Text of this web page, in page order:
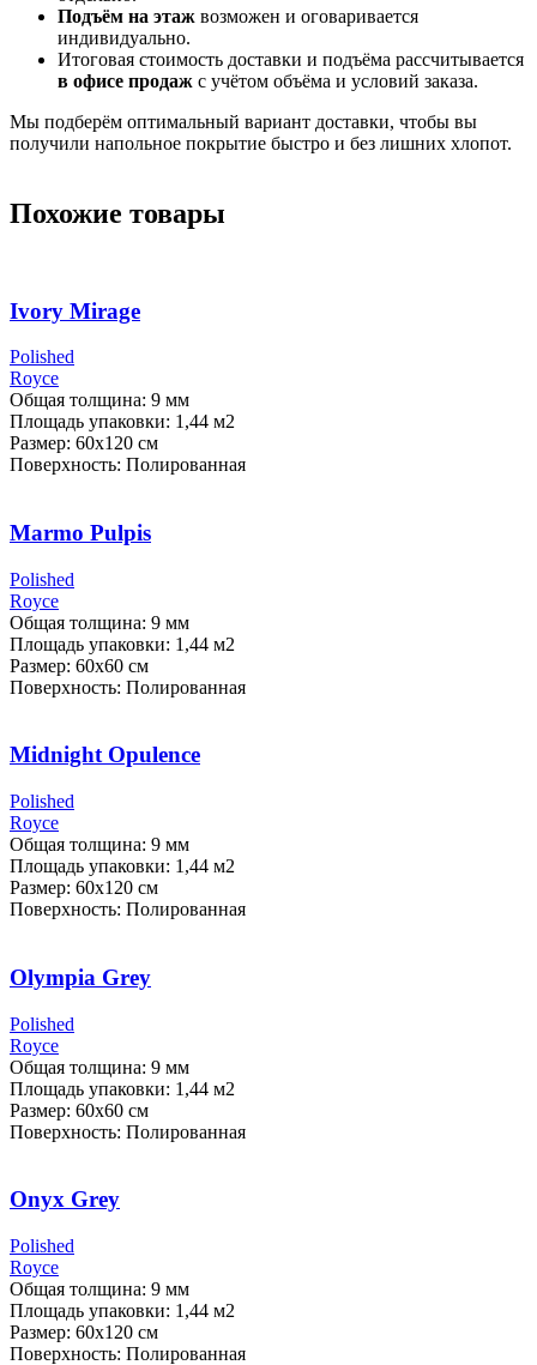
Подъём на этаж возможен и оговаривается
индивидуально.
Итоговая стоимость доставки и подъёма рассчитывается
в офисе продаж с учётом объёма и условий заказа.
Мы подберём оптимальный вариант доставки, чтобы вы
получили напольное покрытие быстро и без лишних хлопот.
Похожие товары
Ivory Mirage
Polished
Royce
Общая толщина: 9 мм
Площадь упаковки: 1,44 м2
Размер: 60х120 см
Поверхность: Полированная
Marmo Pulpis
Polished
Royce
Общая толщина: 9 мм
Площадь упаковки: 1,44 м2
Размер: 60х60 см
Поверхность: Полированная
Midnight Opulence
Polished
Royce
Общая толщина: 9 мм
Площадь упаковки: 1,44 м2
Размер: 60х120 см
Поверхность: Полированная
Olympia Grey
Polished
Royce
Общая толщина: 9 мм
Площадь упаковки: 1,44 м2
Размер: 60х60 см
Поверхность: Полированная
Onyx Grey
Polished
Royce
Общая толщина: 9 мм
Площадь упаковки: 1,44 м2
Размер: 60х120 см
Поверхность: Полированная